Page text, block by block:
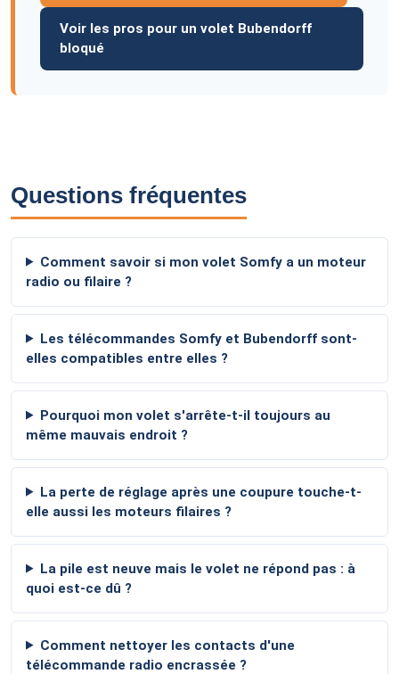
Voir les pros pour un volet Bubendorff
bloqué
Questions fréquentes
Comment savoir si mon volet Somfy a un moteur
radio ou filaire ?
Les télécommandes Somfy et Bubendorff sont-
elles compatibles entre elles ?
Pourquoi mon volet s'arrête-t-il toujours au
même mauvais endroit ?
La perte de réglage après une coupure touche-t-
elle aussi les moteurs filaires ?
La pile est neuve mais le volet ne répond pas : à
quoi est-ce dû ?
Comment nettoyer les contacts d'une
télécommande radio encrassée ?